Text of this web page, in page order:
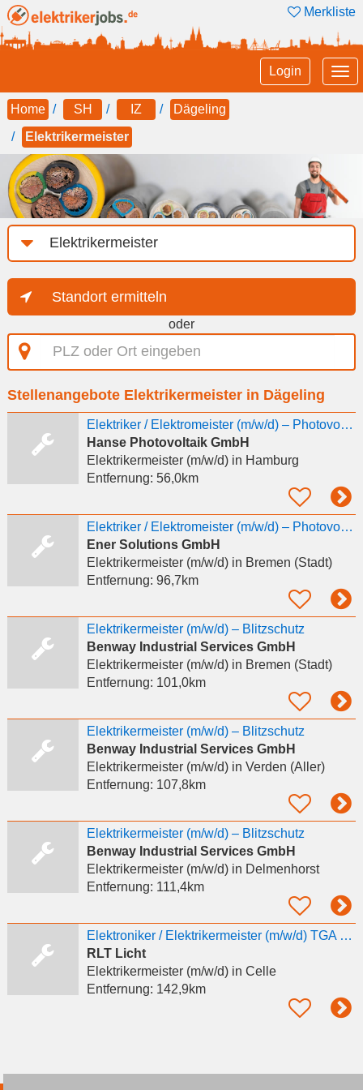
Merkliste
Login
Home SH IZ
Dägeling
Elektrikermeister
Job-
Kategorie
Standort ermitteln
oder
PLZ
oder
eingeben
Stellenangebote Elektrikermeister in Dägeling
Elektriker / Elektromeister (m/w/d) – Photovoltaik & Wärmepumpen - Werde Teil unseres Teams
Hanse Photovoltaik GmbH
Elektrikermeister (m/w/d)in Hamburg
Entfernung: 56,0km
Elektriker / Elektromeister (m/w/d) – Photovoltaik & Wärmepumpen
Ener Solutions GmbH
Elektrikermeister (m/w/d)in Bremen (Stadt)
Entfernung: 96,7km
Elektrikermeister (m/w/d) – Blitzschutz
Benway Industrial Services GmbH
Elektrikermeister (m/w/d)in Bremen (Stadt)
Entfernung: 101,0km
Elektrikermeister (m/w/d) – Blitzschutz
Benway Industrial Services GmbH
Elektrikermeister (m/w/d)in Verden (Aller)
Entfernung: 107,8km
Elektrikermeister (m/w/d) – Blitzschutz
Benway Industrial Services GmbH
Elektrikermeister (m/w/d)in Delmenhorst
Entfernung: 111,4km
Elektroniker / Elektrikermeister (m/w/d) TGA – Raumlufttechnische Anlagen
RLT Licht
Elektrikermeister (m/w/d)in Celle
Entfernung: 142,9km